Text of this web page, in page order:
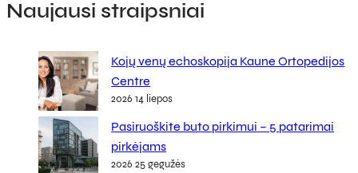
Naujausi straipsniai
Kojų venų echoskopija Kaune Ortopedijos
Centre
2026 14 liepos
Pasiruoškite buto pirkimui – 5 patarimai
pirkėjams
2026 25 gegužės